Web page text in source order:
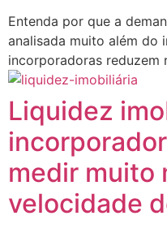
Entenda por que a
analisada muito além do
incorporadoras reduzem
Liquidez
medir muito
velocidade